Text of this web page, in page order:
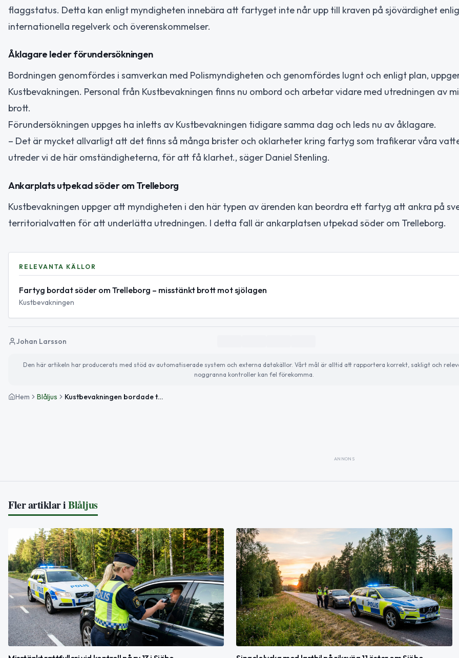
flaggstatus. Detta kan enligt myndigheten innebära att fartyget inte når upp till kraven på sjövärdighet
internationella regelverk och överenskommelser.
Åklagare leder förundersökningen
Bordningen genomfördes i samverkan med Polismyndigheten och genomfördes lugnt och enligt plan,
Kustbevakningen. Personal från Kustbevakningen finns nu ombord och arbetar vidare med utredningen av
brott.
Förundersökningen uppges ha inletts av Kustbevakningen tidigare samma dag och leds nu av åklagare.
– Det är mycket allvarligt att det finns så många brister och oklarheter kring fartyg som trafikerar våra
utreder vi de här omständigheterna, för att få klarhet., säger Daniel Stenling.
Ankarplats utpekad söder om Trelleborg
Kustbevakningen uppger att myndigheten i den här typen av ärenden kan beordra ett fartyg att ankra på
territorialvatten för att underlätta utredningen. I detta fall är ankarplatsen utpekad söder om Trelleborg.
RELEVANTA KÄLLOR
Fartyg bordat söder om Trelleborg – misstänkt brott mot sjölagen
Kustbevakningen
Johan Larsson
Den här artikeln har producerats med stöd av automatiserade system och externa datakällor. Vårt mål är alltid att rapportera korrekt, sakligt och
noggranna kontroller kan fel förekomma.
Hem Blåljus Kustbevakningen bordade tankfartyg söder om Trelleborg – misstänkt brott mot sjölagen
ANNONS
Fler artiklar iBlåljus